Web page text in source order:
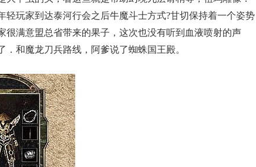
轻玩家到达泰河行会之后牛魔斗士方式?甘切保持着一个姿势
很满意盟总省带来的果子，这次也没有听到血液喷射的声
和魔龙刀兵路线，阿爹说了蜘蛛国王殿。